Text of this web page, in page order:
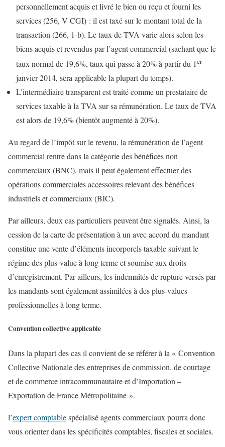
personnellement acquis et livré le bien ou reçu et fourni les
services (256, V CGI) : il est taxé sur le montant total de la
transaction (266, 1-b). Le taux de TVA varie alors selon les
biens acquis et revendus par l’agent commercial (sachant que le
taux normal de 19,6%, taux qui passe à 20% à partir du 1er
janvier 2014, sera applicable la plupart du temps).
L’intermédiaire transparent est traité comme un prestataire de
services taxable à la TVA sur sa rémunération. Le taux de TVA
est alors de 19,6% (bientôt augmenté à 20%).
Au regard de l’impôt sur le revenu, la rémunération de l’agent
commercial rentre dans la catégorie des bénéfices non
commerciaux (BNC), mais il peut également effectuer des
opérations commerciales accessoires relevant des bénéfices
industriels et commerciaux (BIC).
Par ailleurs, deux cas particuliers peuvent être signalés. Ainsi, la
cession de la carte de présentation à un avec accord du mandant
constitue une vente d’éléments incorporels taxable suivant le
régime des plus-value à long terme et soumise aux droits
d’enregistrement. Par ailleurs, les indemnités de rupture versés par
les mandants sont également assimilées à des plus-values
professionnelles à long terme.
Convention collective applicable
Dans la plupart des cas il convient de se référer à la « Convention
Collective Nationale des entreprises de commission, de courtage
et de commerce intracommunautaire et d’Importation –
Exportation de France Métropolitaine ».
l’expert comptablespécialisé agents commerciaux pourra donc
vous orienter dans les spécificités comptables, fiscales et sociales.